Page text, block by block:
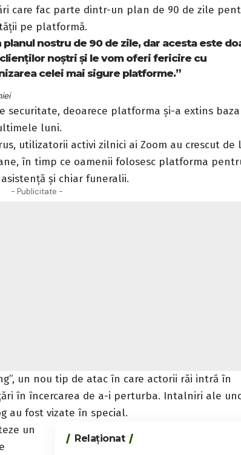
care fac parte dintr-un plan de 90 de zile
pe platformă.
nostru de 90 de zile, dar acesta este
noștri și le vom oferi fericire cu
celei mai sigure platforme.”
securitate, deoarece platforma și-a extins
luni.
, utilizatorii activi zilnici ai Zoom au crescut de
în timp ce oamenii folosesc platforma
și chiar funeralii.
- Publicitate -
un nou tip de atac în care actorii răi intră în
în încercarea de a-i perturba. Intalniri ale
au fost vizate în special.
Relaționat
un